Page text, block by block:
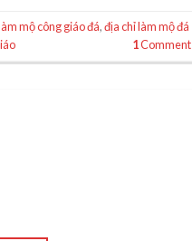
mộ công giáo đá,địa chỉ làm mộ đá
1Comment